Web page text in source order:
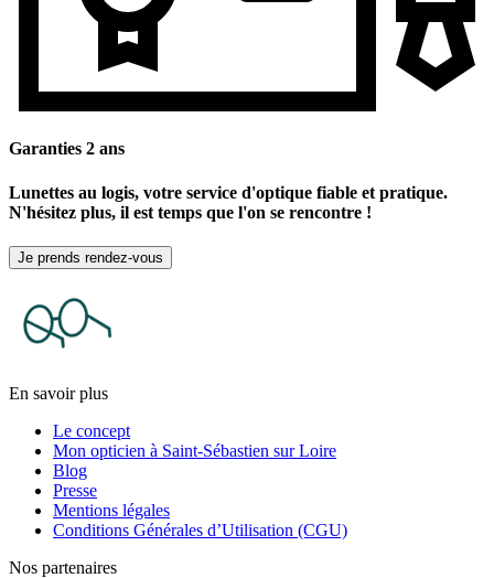
Garanties 2 ans
Lunettes au logis, votre service d'optique fiable et pratique.
N'hésitez plus, il est temps que l'on se rencontre !
Je prends rendez-vous
En savoir plus
Le concept
Mon opticien à Saint-Sébastien sur Loire
Blog
Presse
Mentions légales
Conditions Générales d’Utilisation (CGU)
Nos partenaires